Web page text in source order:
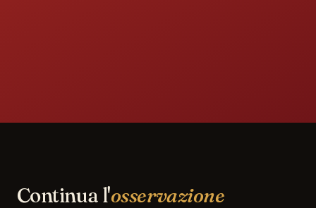
Continua l'osservazione